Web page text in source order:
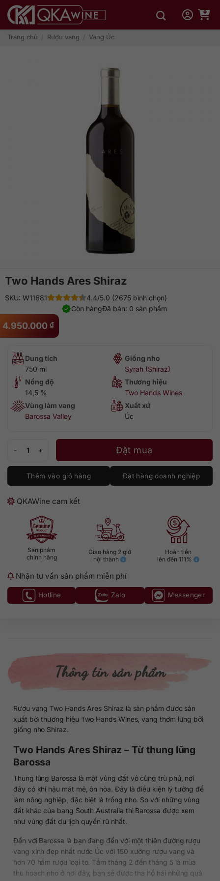
qua
dungTrang chủ / Rượu vang / Vang Úc
Two Hands Ares Shiraz
4.950.000 ₫
SKU: W11681
4.4/5.0 (2675 bình chọn)
Đã bán: 0 sản phẩm
Còn hàng
Dung tích
750 ml
Giống nho
Syrah (Shiraz)
Nồng độ
14,5 %
Thương hiệu
Two Hands Wines
Vùng làm vang
Barossa Valley
Xuất xứ
Úc
Đặt mua
Thêm vào giỏ hàng Đặt hàng doanh nghiệp
QKAWine cam kết
Sản phẩm
chính hãng
Giao hàng 2 giờ
nội thành
Hoàn tiền
lên đến 111%
Nhận tư vấn sản phẩm miễn phí
Hotline Zalo Messenger
Thông tin sản phẩm
Rượu vang Two Hands Ares Shiraz là sản phẩm được sản
xuất bởi thương hiệu Two Hands Wines, vang thơm lừng bởi
giống nho Shiraz.
Two Hands Ares Shiraz – Từ thung lũng
Barossa
Thung lũng Barossa là một vùng đất vô cùng trù phú, nơi
đây có khí hậu mát mẻ, ôn hòa. Đây là điều kiện lý tưởng để
làm nông nghiệp, đặc biệt là trồng nho. So với những vùng
đất khác của bang South Australia thì Barossa được xem
như vùng đất du lịch quyến rũ nhất.
Đến với Barossa là bạn đang đến với một thiên đường rượu
vang xinh đẹp nhất nước Úc với 150 xưởng rượu vang và
hơn 70 hầm rượu loại to. Tầm tháng 2 đến tháng 5 là mùa
thu hoạch nho ở nơi đây, bạn sẽ được tha hồ hái những quả